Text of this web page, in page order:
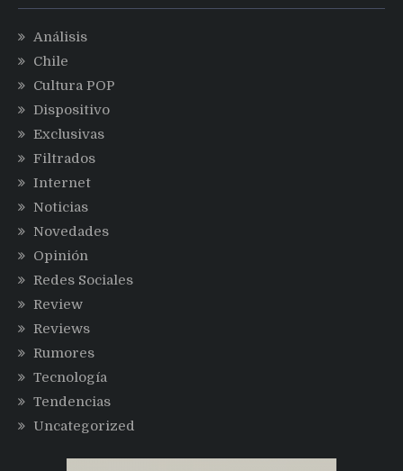
Análisis
Chile
Cultura POP
Dispositivo
Exclusivas
Filtrados
Internet
Noticias
Novedades
Opinión
Redes Sociales
Review
Reviews
Rumores
Tecnología
Tendencias
Uncategorized